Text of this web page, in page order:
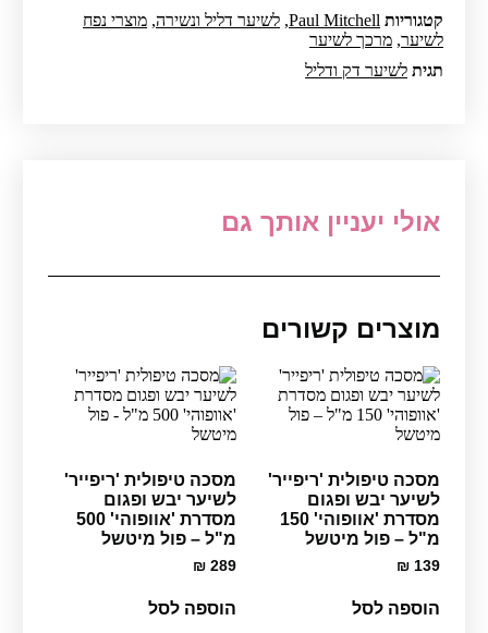
קטגוריות Paul Mitchell
, לשיער דליל ונשירה, מוצרי נפח
לשיער, מרכך לשיער
תגית לשיער דק ודליל
אולי יעניין אותך גם
מוצרים קשורים
מסכה טיפולית 'ריפייר'
לשיער יבש ופגום
מסדרת 'אוופוהי' 150
מ"ל – פול מיטשל
₪ 139
הוספה לסל
מסכה טיפולית 'ריפייר'
לשיער יבש ופגום
מסדרת 'אוופוהי' 500
מ"ל – פול מיטשל
₪289
הוספה לסל